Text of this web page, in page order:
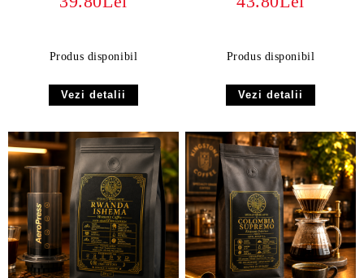
Produs disponibil
Vezi detalii
Produs disponibil
Vezi detalii